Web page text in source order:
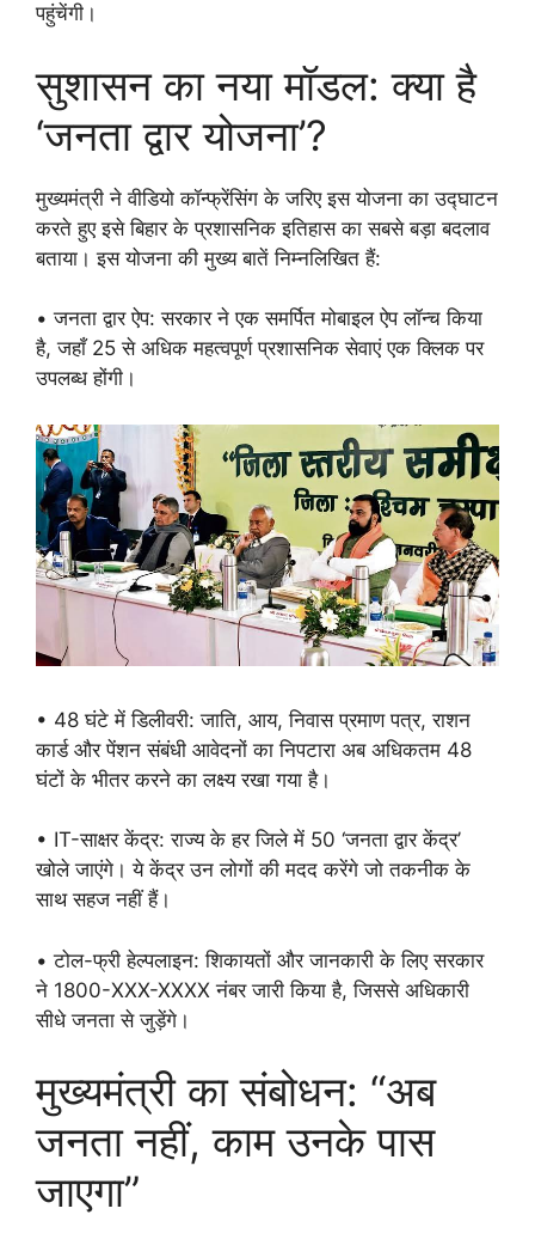
पहुंचेंगी।
सुशासन का नया मॉडल: क्या है
‘जनता द्वार योजना’?
मुख्यमंत्री ने वीडियो कॉन्फ्रेंसिंग के जरिए इस योजना का उद्घाटन
करते हुए इसे बिहार के प्रशासनिक इतिहास का सबसे बड़ा बदलाव
बताया। इस योजना की मुख्य बातें निम्नलिखित हैं:
• जनता द्वार ऐप: सरकार ने एक समर्पित मोबाइल ऐप लॉन्च किया
है, जहाँ 25 से अधिक महत्वपूर्ण प्रशासनिक सेवाएं एक क्लिक पर
उपलब्ध होंगी।
• 48 घंटे में डिलीवरी: जाति, आय, निवास प्रमाण पत्र, राशन
कार्ड और पेंशन संबंधी आवेदनों का निपटारा अब अधिकतम 48
घंटों के भीतर करने का लक्ष्य रखा गया है।
• IT-साक्षर केंद्र: राज्य के हर जिले में 50 ‘जनता द्वार केंद्र’
खोले जाएंगे। ये केंद्र उन लोगों की मदद करेंगे जो तकनीक के
साथ सहज नहीं हैं।
• टोल-फ्री हेल्पलाइन: शिकायतों और जानकारी के लिए सरकार
ने 1800-XXX-XXXX नंबर जारी किया है, जिससे अधिकारी
सीधे जनता से जुड़ेंगे।
मुख्यमंत्री का संबोधन: “अब
जनता नहीं, काम उनके पास
जाएगा”